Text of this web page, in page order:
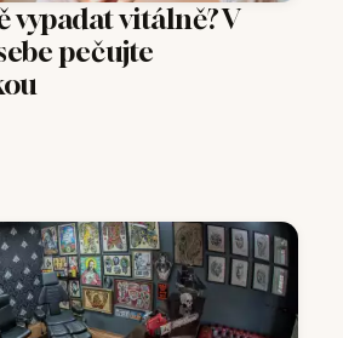
vypadat vitálně? V
pečujte